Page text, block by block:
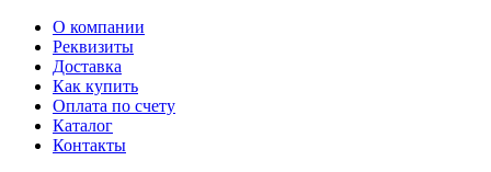
О компании
Реквизиты
Доставка
Как купить
Оплата по счету
Каталог
Контакты